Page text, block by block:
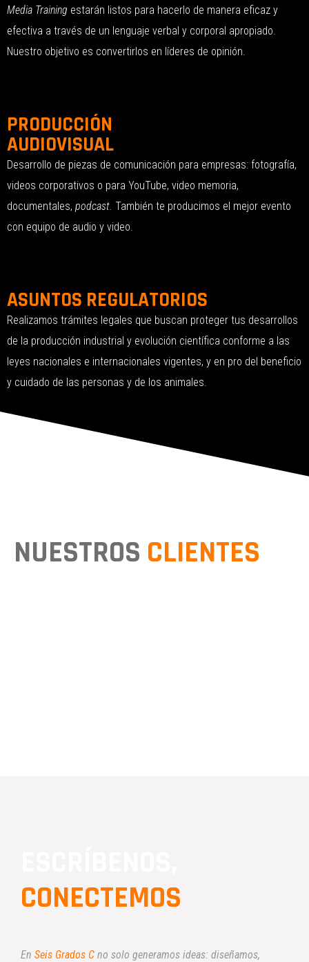
Media Training estarán listos para hacerlo de manera eficaz y
efectiva a través de un lenguaje verbal y corporal apropiado.
Nuestro objetivo es convertirlos en líderes de opinión.
PRODUCCIÓN
AUDIOVISUAL
Desarrollo de piezas de comunicación para empresas: fotografía,
videos corporativos o para YouTube, video memoria,
documentales, podcast. También te producimos el mejor evento
con equipo de audio y video.
ASUNTOS REGULATORIOS
Realizamos trámites legales que buscan proteger tus desarrollos
de la producción industrial y evolución científica conforme a las
leyes nacionales e internacionales vigentes, y en pro del beneficio
y cuidado de las personas y de los animales.
NUESTROS CLIENTES
CONECTEMOS
En Seis Grados C no solo generamos ideas: diseñamos,